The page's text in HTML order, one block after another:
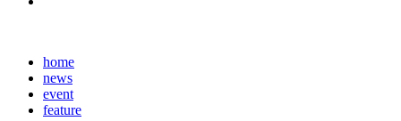
home
news
event
feature